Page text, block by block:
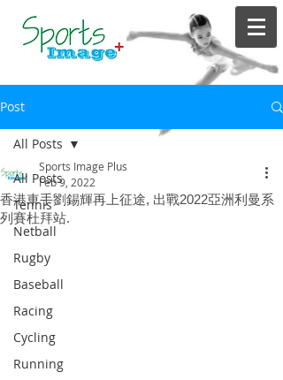
Post
All Posts
Tennis
Netball
Rugby
Baseball
Racing
Cycling
Running
All Posts
香港車手劉錫輝再上征途, 出戰2022亞洲利曼系
列賽杜拜站.
Sports Image Plus
Feb 9, 2022